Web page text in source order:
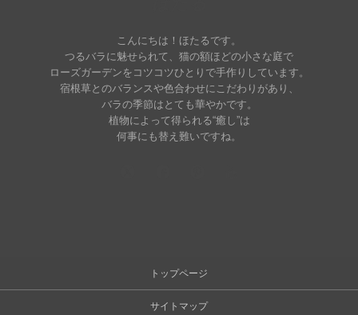
こんにちは！ほたるです。
つるバラに魅せられて、猫の額ほどの小さな庭で
ローズガーデンをコツコツひとりで手作りしています。
宿根草とのバランスや色合わせにこだわりがあり、
バラの季節はとても華やかです。
植物によって得られる“癒し”は
何事にも替え難いですね。
トップページ
サイトマップ